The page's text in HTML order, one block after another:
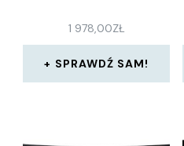
1 978,00ZŁ
SPRAWDŹ SAM!